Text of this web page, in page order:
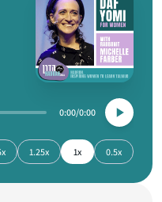
0:00
0:00
0.5x
1x
1.25x
1.5x